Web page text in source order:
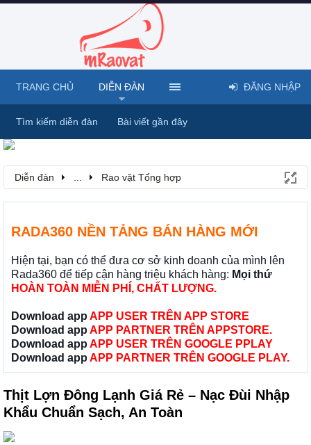
Diễn đàn Rao vặt Tổng hợp
RADA360 NỀN TẢNG BÁN HÀNG MỚI
Hiện tại, bạn có thể đưa cơ sở kinh doanh của mình lên
Rada360 để tiếp cận hàng triệu khách hàng: Mọi thứ
HOÀN TOÀN MIỄN PHÍ, CHẤT LƯỢNG.
Download app APP USER TRÊN APP STORE
Download app APP PARTNER TRÊN APPSTORE.
Download app APP USER TRÊN GOOGLE PPLAY
Download app APP PARTNER TRÊN GOOGLE PLAY.
Thịt Lợn Đông Lạnh Giá Rẻ – Nạc Đùi Nhập
Khẩu Chuẩn Sạch, An Toàn
TRANG CHỦ DIỄN ĐÀN
Tìm kiếm diễn đàn Bài viết gần đây
ĐĂNG NHẬP